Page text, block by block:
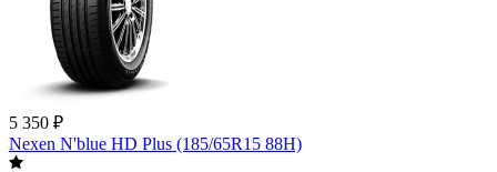
5 350 ₽
Nexen N'blue HD Plus (185/65R15 88H)